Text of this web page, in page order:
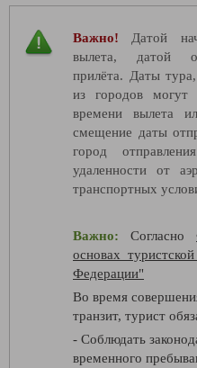
Важно!
Датой
вылета, датой
прилёта. Даты
из городов могут
времени вылета
смещение даты
город
удаленности от
транспортных
Важно: Согласно
основах
Федерации"
Во время
транзит, турист
- Соблюдать
временного